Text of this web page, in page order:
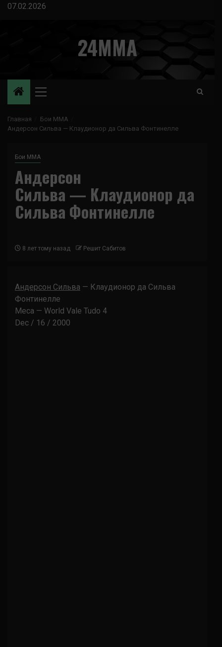
Перейти
07.02.2026
24MMA
Основное
Главная
Бои ММА
Андерсон Сильва — Клаудионор да Сильва Фонтинелле
Бои ММА
Андерсон
Сильва — Клаудионор да
Сильва Фонтинелле
8 лет тому назад Решит Сабитов
Андерсон Сильва — Клаудионор да Сильва
Фонтинелле
Meca — World Vale Tudo 4
Dec / 16 / 2000